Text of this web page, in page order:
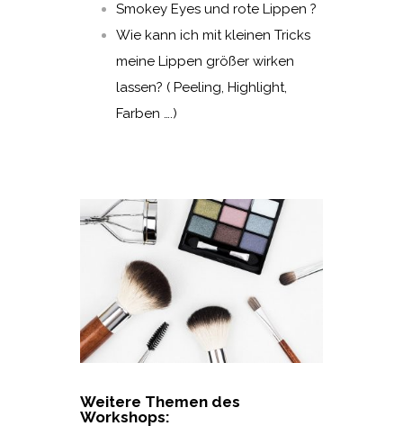
Smokey Eyes und rote Lippen ?
Wie kann ich mit kleinen Tricks
meine Lippen größer wirken
lassen? ( Peeling, Highlight,
Farben ….)
Weitere Themen des
Workshops: